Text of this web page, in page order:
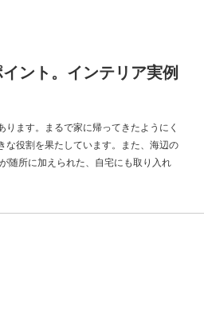
ント。インテリア実例
ます。まるで家に帰ってきたようにく
な役割を果たしています。また、海辺の
随所に加えられた、自宅にも取り入れ